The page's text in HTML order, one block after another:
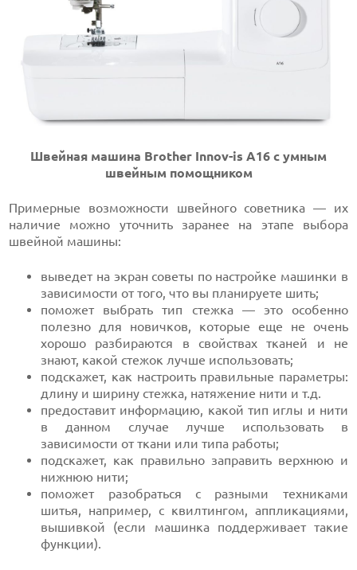
Швейная машина Brother Innov-is А16 с умным
швейным помощником
Примерные возможности швейного советника — их
наличие можно уточнить заранее на этапе выбора
швейной машины:
выведет на экран советы по настройке машинки в
зависимости от того, что вы планируете шить;
поможет выбрать тип стежка — это особенно
полезно для новичков, которые еще не очень
хорошо разбираются в свойствах тканей и не
знают, какой стежок лучше использовать;
подскажет, как настроить правильные параметры:
длину и ширину стежка, натяжение нити и т.д.
предоставит информацию, какой тип иглы и нити
в данном случае лучше использовать в
зависимости от ткани или типа работы;
подскажет, как правильно заправить верхнюю и
нижнюю нити;
поможет разобраться с разными техниками
шитья, например, с квилтингом, аппликациями,
вышивкой (если машинка поддерживает такие
функции).